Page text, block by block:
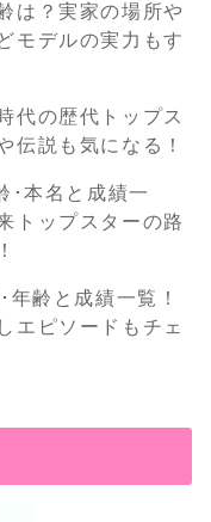
は？実家の場所や
モデルの実力もす
代の歴代トップス
伝説も気になる！
･本名と成績一
トップスターの路
齢と成績一覧！
エピソードもチェ